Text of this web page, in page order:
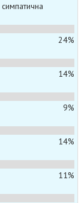
24%
14%
9%
14%
11%